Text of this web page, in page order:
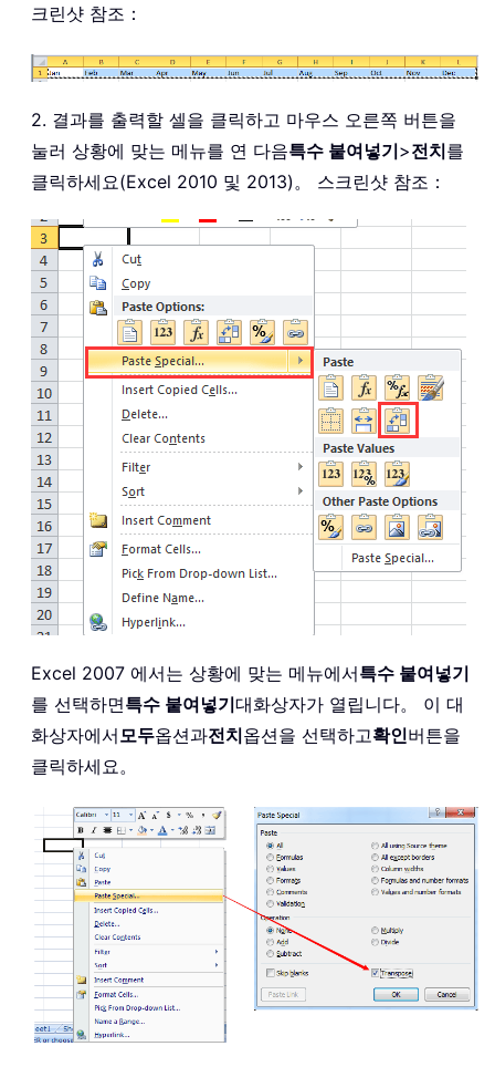
크린샷 참조：
2. 결과를 출력할 셀을 클릭하고 마우스 오른쪽 버튼을
눌러 상황에 맞는 메뉴를 연 다음특수 붙여넣기>전치를
클릭하세요(Excel 2010 및 2013)。 스크린샷 참조：
Excel 2007 에서는 상황에 맞는 메뉴에서특수 붙여넣기
를 선택하면특수 붙여넣기대화상자가 열립니다。 이 대
화상자에서모두옵션과전치옵션을 선택하고확인버튼을
클릭하세요。